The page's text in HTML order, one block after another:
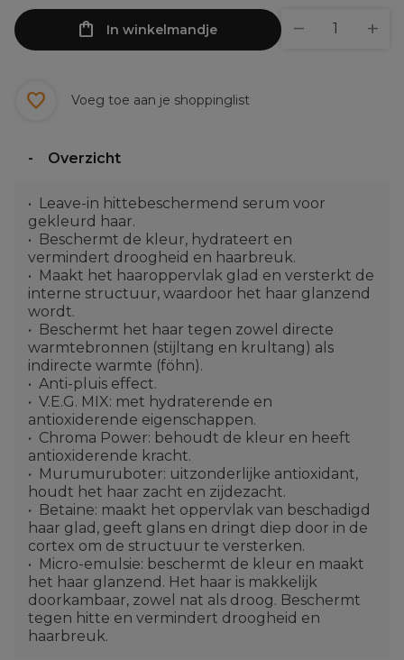
In winkelmandje
Voeg toe aan je shoppinglist
Overzicht
Leave-in hittebeschermend serum voor
gekleurd haar.
Beschermt de kleur, hydrateert en
vermindert droogheid en haarbreuk.
Maakt het haaroppervlak glad en versterkt de
interne structuur, waardoor het haar glanzend
wordt.
Beschermt het haar tegen zowel directe
warmtebronnen (stijltang en krultang) als
indirecte warmte (föhn).
Anti-pluis effect.
V.E.G. MIX: met hydraterende en
antioxiderende eigenschappen.
Chroma Power: behoudt de kleur en heeft
antioxiderende kracht.
Murumuruboter: uitzonderlijke antioxidant,
houdt het haar zacht en zijdezacht.
Betaine: maakt het oppervlak van beschadigd
haar glad, geeft glans en dringt diep door in de
cortex om de structuur te versterken.
Micro-emulsie: beschermt de kleur en maakt
het haar glanzend. Het haar is makkelijk
doorkambaar, zowel nat als droog. Beschermt
tegen hitte en vermindert droogheid en
haarbreuk.